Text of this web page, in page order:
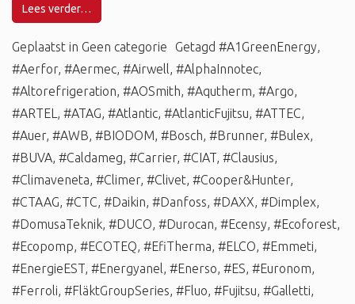
Lees verder…
Geplaatst in Geen categorie Getagd #A1GreenEnergy,
#Aerfor, #Aermec, #Airwell, #AlphaInnotec,
#Altorefrigeration, #AOSmith, #Aqutherm, #Argo,
#ARTEL , #ATAG, #Atlantic, #AtlanticFujitsu, #ATTEC,
#Auer, #AWB, #BIODOM, #Bosch, #Brunner, #Bulex,
#BUVA, #Caldameg, #Carrier, #CIAT, #Clausius,
#Climaveneta, #Climer, #Clivet, #Cooper&Hunter,
#CTAAG, #CTC, #Daikin, #Danfoss, #DAXX, #Dimplex,
#DomusaTeknik, #DUCO, #Durocan, #Ecensy, #Ecoforest,
#Ecopomp, #ECOTEQ, #EfiTherma, #ELCO, #Emmeti,
#EnergieEST, #Energyanel, #Enerso, #ES, #Euronom,
#Ferroli, #FläktGroupSeries, #Fluo, #Fujitsu, #Galletti,